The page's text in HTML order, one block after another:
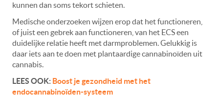
kunnen dan soms tekort schieten.
Medische onderzoeken wijzen erop dat het functioneren,
of juist een gebrek aan functioneren, van het ECS een
duidelijke relatie heeft met darmproblemen. Gelukkig is
daar iets aan te doen met plantaardige cannabinoïden uit
cannabis.
LEES OOK: Boost je gezondheid met het
endocannabinoïden-systeem